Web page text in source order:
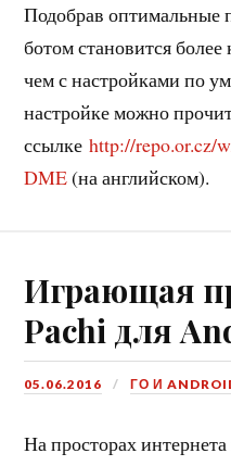
Подобрав оптимальные
ботом становится
чем с настройками по
настройке можно
ссылкеhttp://repo.or.cz/
DME(на английском).
Играющая
Pachi для
05.06.2016 ГО И
На просторах